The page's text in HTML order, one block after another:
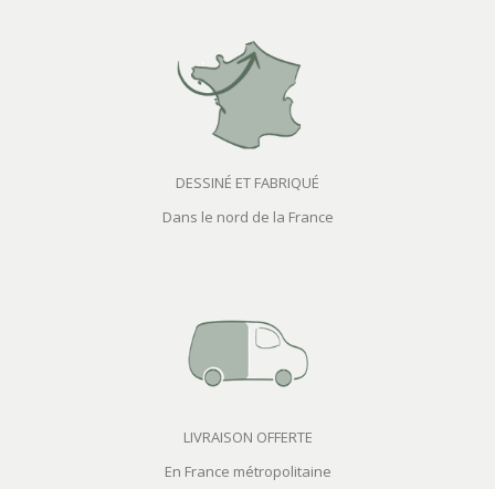
DESSINÉ ET FABRIQUÉ
Dans le nord de la France
LIVRAISON OFFERTE
En France métropolitaine